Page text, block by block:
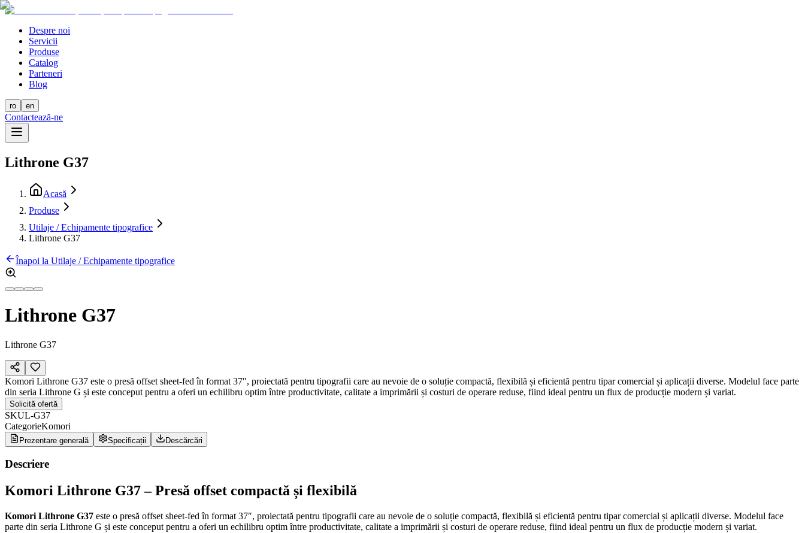
Despre noi
Servicii
Produse
Catalog
Parteneri
Blog
ro en
Contactează-ne
Lithrone G37
Acasă
Produse
Utilaje / Echipamente tipografice
Lithrone G37
Înapoi la Utilaje / Echipamente tipografice
Lithrone G37
Lithrone G37
Komori Lithrone G37 este o presă offset sheet-fed în format 37″, proiectată pentru tipografii care au nevoie de o soluție compactă, flexibilă și eficientă pentru tipar comercial și aplicații diverse. Modelul face parte
din seria Lithrone G și este conceput pentru a oferi un echilibru optim între productivitate, calitate a imprimării și costuri de operare reduse, fiind ideal pentru un flux de producție modern și variat.
Solicită ofertă
SKUL-G37
CategorieKomori
Prezentare generală Specificații Descărcări
Descriere
Komori Lithrone G37 – Presă offset compactă și flexibilă
Komori Lithrone G37 este o presă offset sheet-fed în format 37″, proiectată pentru tipografii care au nevoie de o soluție compactă, flexibilă și eficientă pentru tipar comercial și aplicații diverse. Modelul face
parte din seria Lithrone G și este conceput pentru a oferi un echilibru optim între productivitate, calitate a imprimării și costuri de operare reduse, fiind ideal pentru un flux de producție modern și variat.